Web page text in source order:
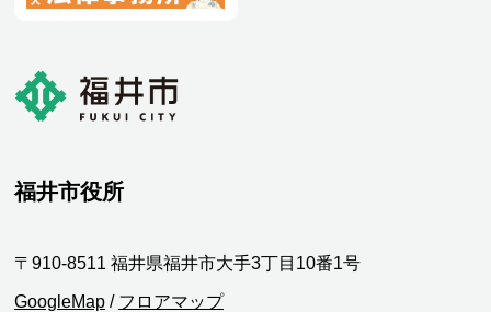
福井市役所
〒910-8511 福井県福井市大手3丁目10番1号
GoogleMap / フロアマップ